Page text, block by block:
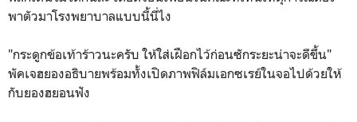
พาตัวมาโรงพยาบาลแบบนี้นี่ไง
"กระดูกข้อเท้าร้าวนะครับ ให้ใส่เฝือกไว้ก่อนซักระยะน่าจะดีขึ้น"
พัคเจฮยองอธิบายพร้อมทั้งเปิดภาพฟิล์มเอกซเรย์ในจอไปด้วยให้
กับยองฮยอนฟัง